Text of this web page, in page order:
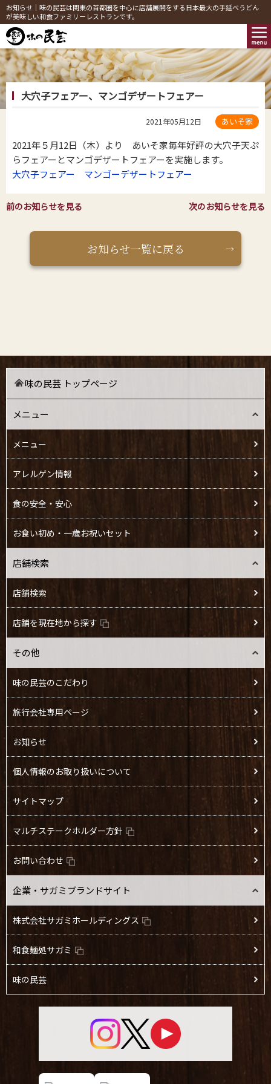
お知らせ｜味の民芸は関東の首都圏を中心に店舗展開をする日本最大の手延べうどん
が美味しい和食ファミリーレストランです。
大穴子フェアー、マンゴデザートフェアー
2021年05月12日 あいそ家
2021年５月12日（木）より あいそ家毎年好評の大穴子天ぷ
らフェアーとマンゴデザートフェアーを実施します。
大穴子フェアー
マンゴーデザートフェアー
前のお知らせを見る 次のお知らせを見る
お知らせ一覧に戻る
味の民芸 トップページ
メニュー
メニュー
アレルゲン情報
食の安全・安心
お食い初め・一歳お祝いセット
店舗検索
店舗検索
店舗を現在地から探す
その他
味の民芸のこだわり
旅行会社専用ページ
お知らせ
個人情報のお取り扱いについて
サイトマップ
マルチステークホルダー方針
お問い合わせ
企業・サガミブランドサイト
株式会社サガミホールディングス
和食麺処サガミ
味の民芸